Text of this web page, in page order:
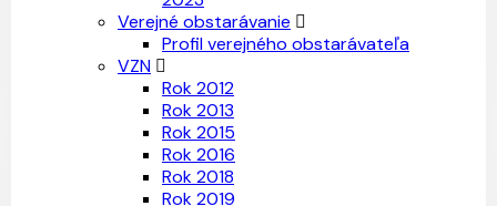
Verejné obstarávanie
Profil verejného obstarávateľa
VZN
Rok 2012
Rok 2013
Rok 2015
Rok 2016
Rok 2018
Rok 2019